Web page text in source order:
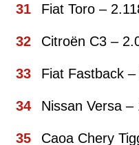
Fiat Toro –
Citroën C3 –
Fiat Fastback
Nissan Versa –
Caoa Chery